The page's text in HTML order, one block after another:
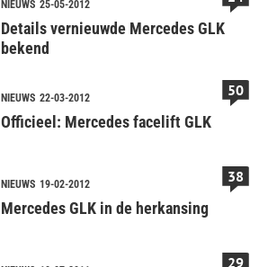
NIEUWS 25-05-2012
Details vernieuwde Mercedes GLK
bekend
NIEUWS 22-03-2012
Officieel: Mercedes facelift GLK
50
NIEUWS 19-02-2012
Mercedes GLK in de herkansing
38
29